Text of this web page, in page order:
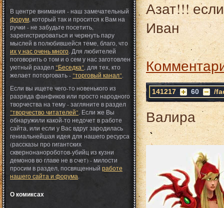
В центре внимания - наш замечательный
форум , который так и просится к Вам на
ручки - не забудьте посетить,
зарегистрироваться и черкнуть пару
мыслей в полюбившейся теме, благо, что
их у нас очень много. Для любителей
поговорить о том и о сем у нас заготовлен
уютный раздел "Беседка" , для тех, кто
желает поторговать - "торговый канал".
Если вы ищете чего-то новенького из
разряда фанфиков или просто народного
творчества на тему - загляните в раздел
"творчество читателей". Если же Вы
обнаружили какой-то недочет в работе
сайта, или если у Вас вдруг зародилась
гениальнейшая идея для нашего ресурса
(рассказы про гигантских
сквернонанороботов-убийц из кузни
демонов во главе не в счет) - милости
просим в раздел, посвященный работе
нашего сайта и форума.
О комиксах
Азат!!!
Иван
141217 60 /
Валира